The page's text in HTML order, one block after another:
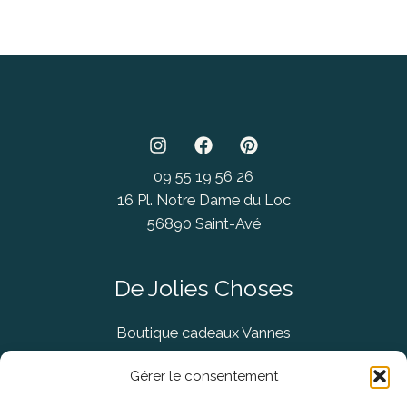
Gérer le consentement
09 55 19 56 26
16 Pl. Notre Dame du Loc
56890 Saint-Avé
De Jolies Choses
Boutique cadeaux Vannes
Concept Store Vannes